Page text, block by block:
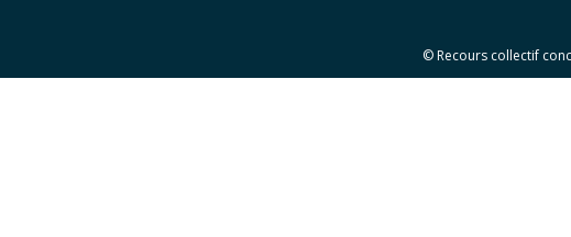
© Recours collectif